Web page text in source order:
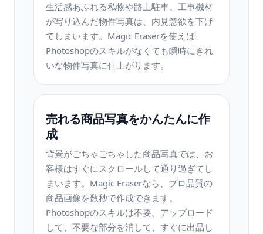
生活感あふれる私物や路上駐車、工事機材
が写り込んだ物件写真は、内見意欲を下げ
てしまいます。Magic Eraserを使えば、
Photoshopのスキルがなくても瞬時にきれ
いな物件写真に仕上がります。
売れる商品写真をかんたんに作
成
背景がごちゃごちゃした商品写真では、お
客様はすぐにスクロールして通り過ぎてし
まいます。Magic Eraserなら、プロ品質の
商品画像を数秒で作成できます。
Photoshopのスキルは不要。アップロード
して、不要な部分を消して、すぐに出品し